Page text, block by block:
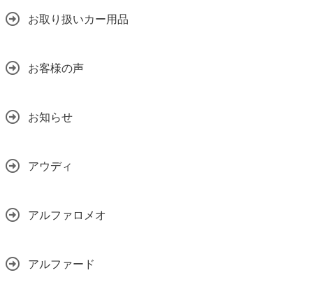
お取り扱いカー用品
お客様の声
お知らせ
アウディ
アルファロメオ
アルファード